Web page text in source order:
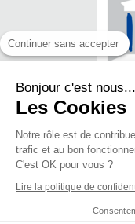
© Jean-
Continuer sans accepter
Bonjour c'est nous...
Les Cookies
Notre rôle est de
trafic et au bon
C'est OK pour vous ?
Lire la politique de